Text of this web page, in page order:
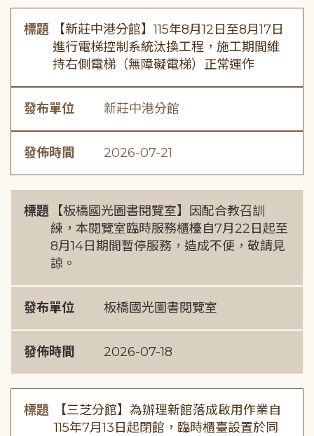
標題
【新莊中港分館】115年8月12日至8月17日
進行電梯控制系統汰換工程，施工期間維
持右側電梯（無障礙電梯）正常運作
發布單位 新莊中港分館
發佈時間 2026-07-21
標題
【板橋國光圖書閱覽室】因配合教召訓
練，本閱覽室臨時服務櫃檯自7月22日起至
8月14日期間暫停服務，造成不便，敬請見
諒。
發布單位 板橋國光圖書閱覽室
發佈時間 2026-07-18
標題
【三芝分館】為辦理新館落成啟用作業自
115年7月13日起閉館，臨時櫃臺設置於同